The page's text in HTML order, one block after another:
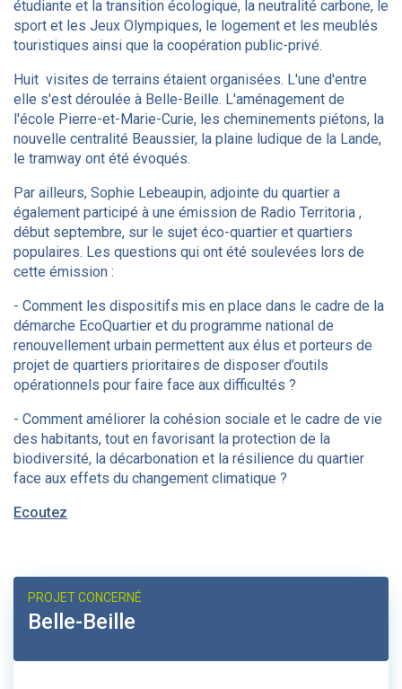
étudiante et la transition écologique, la neutralité carbone, le
sport et les Jeux Olympiques, le logement et les meublés
touristiques ainsi que la coopération public-privé.
Huit visites de terrains étaient organisées. L'une d'entre
elle s'est déroulée à Belle-Beille. L'aménagement de
l'école Pierre-et-Marie-Curie, les cheminements piétons, la
nouvelle centralité Beaussier, la plaine ludique de la Lande,
le tramway ont été évoqués.
Par ailleurs, Sophie Lebeaupin, adjointe du quartier a
également participé à une émission de Radio Territoria ,
début septembre, sur le sujet éco-quartier et quartiers
populaires. Les questions qui ont été soulevées lors de
cette émission :
- Comment les dispositifs mis en place dans le cadre de la
démarche EcoQuartier et du programme national de
renouvellement urbain permettent aux élus et porteurs de
projet de quartiers prioritaires de disposer d’outils
opérationnels pour faire face aux difficultés ?
- Comment améliorer la cohésion sociale et le cadre de vie
des habitants, tout en favorisant la protection de la
biodiversité, la décarbonation et la résilience du quartier
face aux effets du changement climatique ?
Ecoutez
PROJET CONCERNÉ
Belle-Beille